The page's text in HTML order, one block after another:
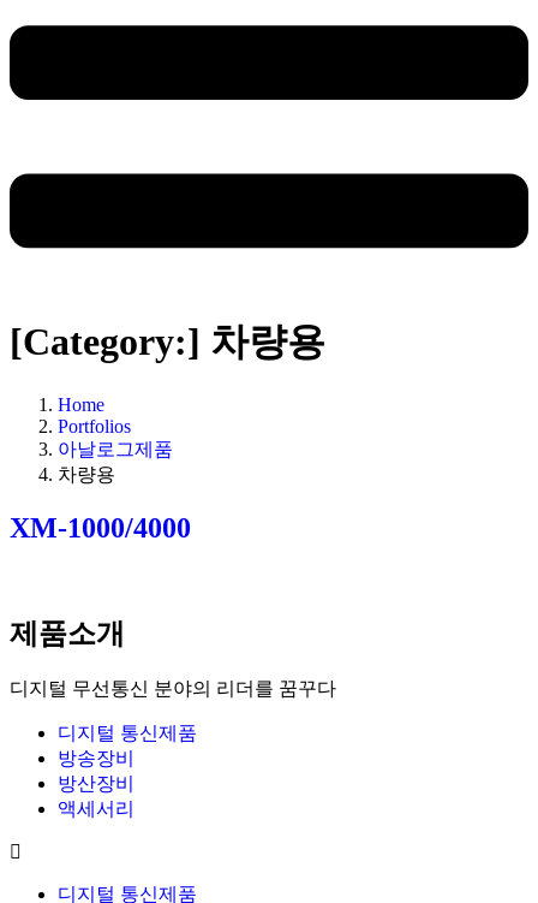
[Category:] 차량용
Home
Portfolios
아날로그제품
차량용
XM-1000/4000
제품소개
디지털 무선통신 분야의 리더를 꿈꾸다
디지털 통신제품
방송장비
방산장비
액세서리
디지털 통신제품